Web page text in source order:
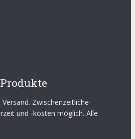
Zwischenzeitliche
und -kosten möglich. Alle